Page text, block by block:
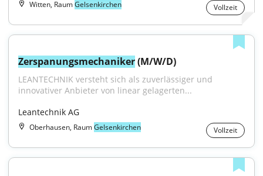
Witten, RaumGelsenkirchen Vollzeit
Zerspanungsmechaniker (M/W/D)
LEANTECHNIK versteht sich als zuverlässiger und
innovativer Anbieter von linear gelagerten...
Leantechnik AG
Oberhausen, RaumGelsenkirchen Vollzeit